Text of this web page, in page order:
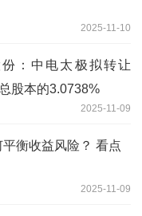
2025-11-10
：中电太极拟转让
股本的3.0738%
2025-11-09
衡收益风险？ 看点
2025-11-09